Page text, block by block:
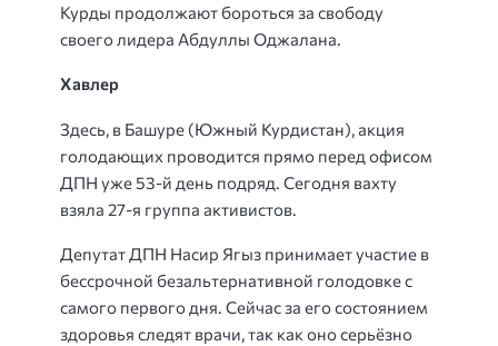
Курды продолжают бороться за свободу
своего лидера Абдуллы Оджалана.
Хавлер
Здесь, в Башуре (Южный Курдистан), акция
голодающих проводится прямо перед офисом
ДПН уже 53-й день подряд. Сегодня вахту
взяла 27-я группа активистов.
Депутат ДПН Насир Ягыз принимает участие в
бессрочной безальтернативной голодовке с
самого первого дня. Сейчас за его состоянием
здоровья следят врачи, так как оно серьёзно